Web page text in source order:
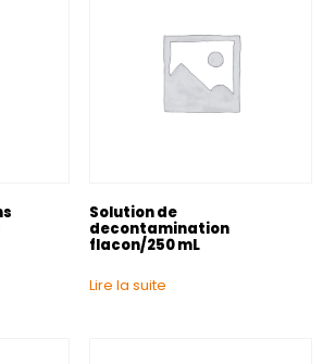
Solution de
decontamination
flacon/250 mL
Lire la suite